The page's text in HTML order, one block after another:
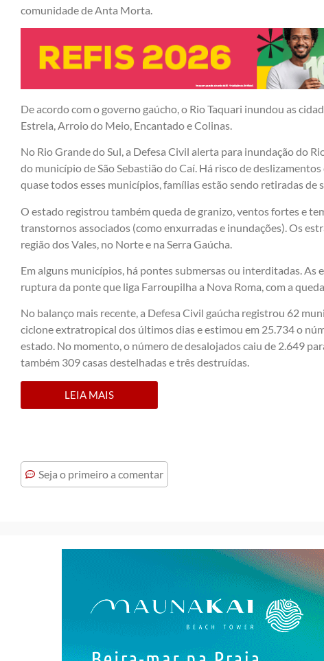
comunidade de Anta Morta.
De acordo com o governo gaúcho, o Rio Taquari inundou as
Estrela, Arroio do Meio, Encantado e Colinas.
No Rio Grande do Sul, a Defesa Civil alerta para inundação do
do município de São Sebastião do Caí. Há risco de
quase todos esses municípios, famílias estão sendo retiradas de
O estado registrou também queda de granizo, ventos fortes e
transtornos associados (como enxurradas e inundações). Os
região dos Vales, no Norte e na Serra Gaúcha.
Em alguns municípios, há pontes submersas ou interditadas. As
ruptura da ponte que liga Farroupilha a Nova Roma, com a
No balanço mais recente, a Defesa Civil gaúcha registrou 62
ciclone extratropical dos últimos dias e estimou em 25.734 o
estado. No momento, o número de desalojados caiu de 2.649
também 309 casas destelhadas e três destruídas.
LEIA MAIS
Seja o primeiro a comentar